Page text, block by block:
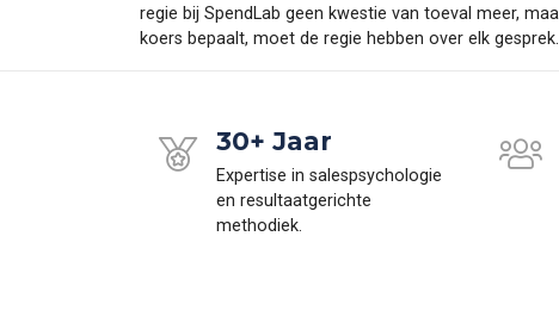
regie bij SpendLab geen kwestie van toeval meer,
koers bepaalt, moet de regie hebben over elk gesprek.
30+ Jaar
Expertise in salespsychologie
en resultaatgerichte
methodiek.